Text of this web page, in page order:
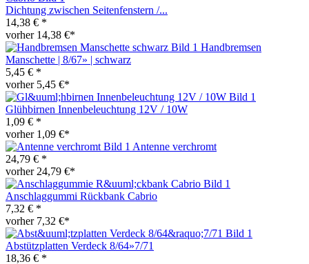
Dichtung zwischen Seitenfenstern /...
14,38 € *
vorher 14,38 €*
Handbremsen
Manschette | 8/67» | schwarz
5,45 € *
vorher 5,45 €*
Glühbirnen Innenbeleuchtung 12V / 10W
1,09 € *
vorher 1,09 €*
Antenne verchromt
24,79 € *
vorher 24,79 €*
Anschlaggummi Rückbank Cabrio
7,32 € *
vorher 7,32 €*
Abstützplatten Verdeck 8/64»7/71
18,36 € *